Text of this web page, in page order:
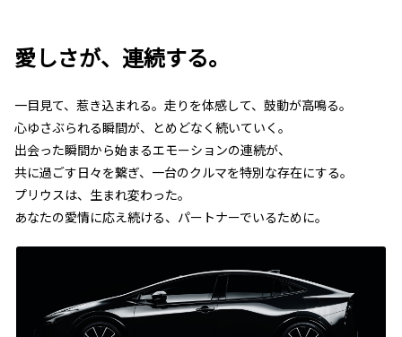
愛しさが、連続する。
一目見て、惹き込まれる。走りを体感して、鼓動が高鳴る。
心ゆさぶられる瞬間が、とめどなく続いていく。
出会った瞬間から始まるエモーションの連続が、
共に過ごす日々を繋ぎ、一台のクルマを特別な存在にする。
プリウスは、生まれ変わった。
あなたの愛情に応え続ける、パートナーでいるために。